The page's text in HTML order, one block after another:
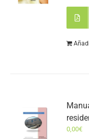
0,00€